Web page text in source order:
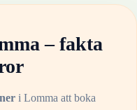
– fakta
i Lomma att boka